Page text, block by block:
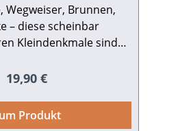
Wegweiser, Brunnen,
– diese scheinbar
Kleindenkmale sind
Sie erlauben
und auf das
Regulärer Preis:
19,90 €
Produkt